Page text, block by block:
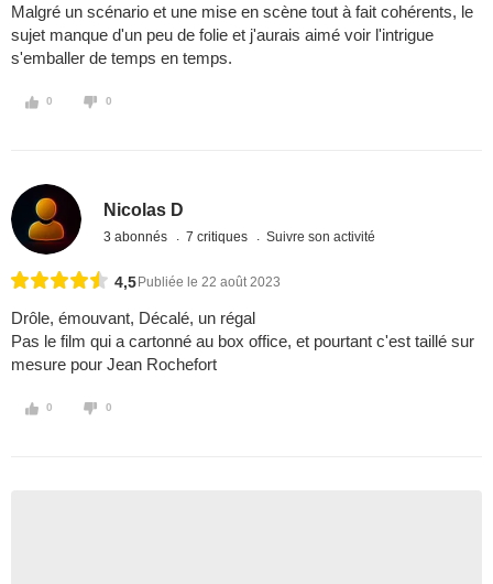
Malgré un scénario et une mise en scène tout à fait cohérents, le
sujet manque d'un peu de folie et j'aurais aimé voir l'intrigue
s'emballer de temps en temps.
0 0
Nicolas D
3 abonnés 7 critiques Suivre son activité
4,5 Publiée le 22 août 2023
Drôle, émouvant, Décalé, un régal
Pas le film qui a cartonné au box office, et pourtant c'est taillé sur
mesure pour Jean Rochefort
0 0